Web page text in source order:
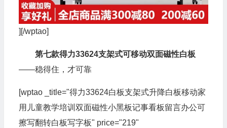
][/wptao]
第七款得力33624支架式可移动双面磁性白板
——稳得住，才可靠
[wptao _title="得力33624白板支架式升降白板移动家
用儿童教学培训双面磁性小黑板记事看板留言办公可
擦写翻转白板写字板" price="219"